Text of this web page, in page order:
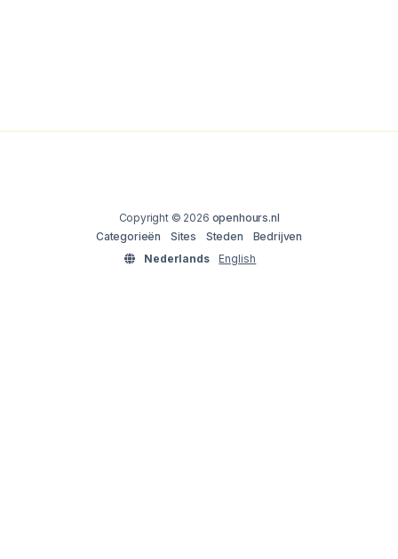
Copyright © 2026 openhours.nl
Categorieën
Sites Steden
Bedrijven
Nederlands
English